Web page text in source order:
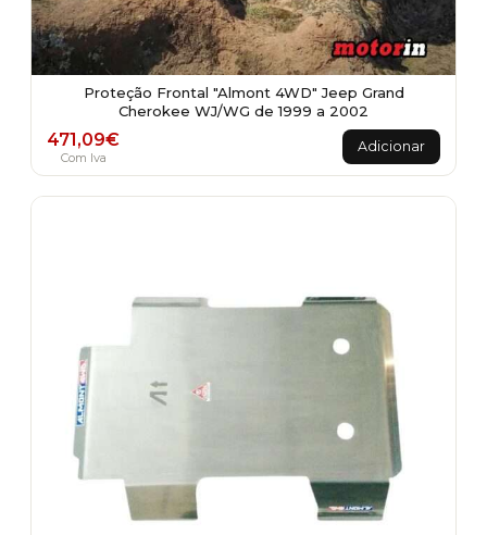
Proteção Frontal "Almont 4WD" Jeep Grand
Cherokee WJ/WG de 1999 a 2002
471,09€
Com Iva
Adicionar